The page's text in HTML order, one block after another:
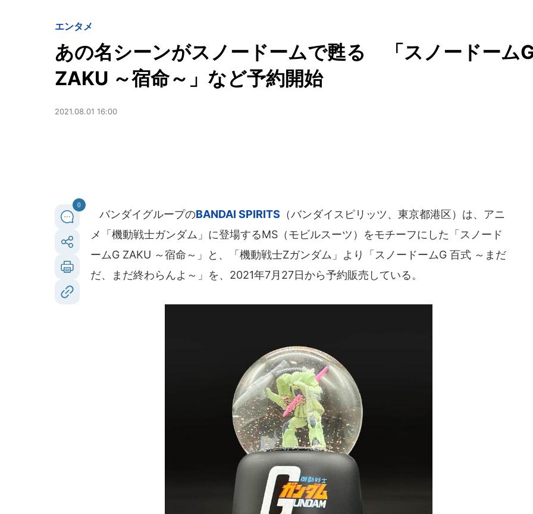
エンタメ
あの名シーンがスノードームで甦る 「スノードーム
ZAKU ～宿命～」など予約開始
2021.08.01 16:00
0
バンダイグループのBANDAI SPIRITS （バンダイスピリッツ、東京都港区）は、アニ
メ「機動戦士ガンダム」に登場するMS（モビルスーツ）をモチーフにした「スノード
ームG ZAKU ～宿命～」と、「機動戦士Zガンダム」より「スノードームG 百式 ～まだ
だ、まだ終わらんよ～」を、2021年7月27日から予約販売している。